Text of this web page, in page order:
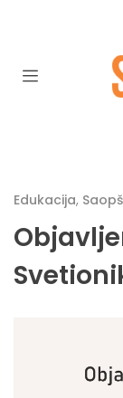
Edukacija,